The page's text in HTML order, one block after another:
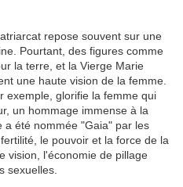
repose souvent sur une
Pourtant, des figures comme
la terre, et la Vierge Marie
une haute vision de la femme.
exemple, glorifie la femme qui
un hommage immense à la
a été nommée "Gaia" par les
le pouvoir et la force de la
vision, l'économie de pillage
sexuelles.